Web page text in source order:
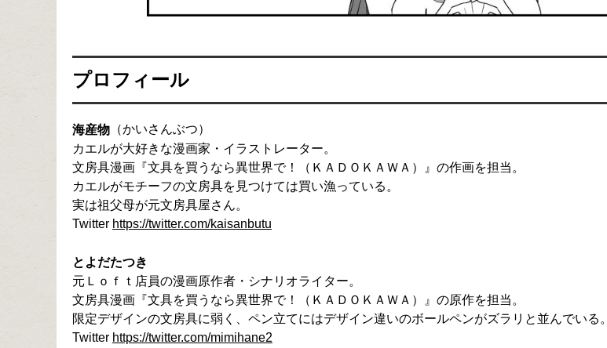
プロフィール
海産物 （かいさんぶつ）
カエルが大好きな漫画家・イラストレーター。
文房具漫画『文具を買うなら異世界で！（ＫＡＤＯＫＡＷＡ）』の作画を担当。
カエルがモチーフの文房具を見つけては買い漁っている。
実は祖父母が元文房具屋さん。
Twitter https://twitter.com/kaisanbutu
とよだたつき
元Ｌｏｆｔ店員の漫画原作者・シナリオライター。
文房具漫画『文具を買うなら異世界で！（ＫＡＤＯＫＡＷＡ）』の原作を担当。
限定デザインの文房具に弱く、ペン立てにはデザイン違いのボールペンがズラリと並んでいる。
Twitter https://twitter.com/mimihane2